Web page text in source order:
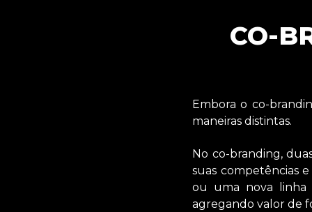
CO-
Embora o co-
maneiras distintas.
No co-branding,
suas competências
ou uma nova linha
agregando valor de